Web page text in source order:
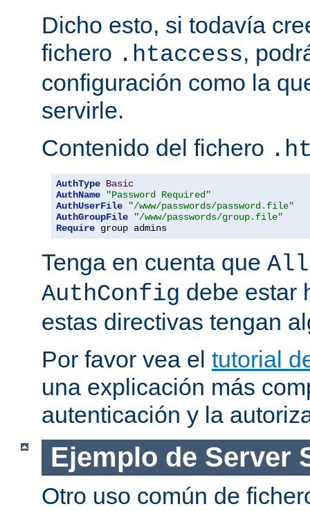
Dicho esto, si todavía
fichero .htaccess,
configuración como la
servirle.
Contenido del fichero
AuthType Basic
AuthName
"Password Required"
AuthUserFile
"/www/passwords/password.file"
AuthGroupFile
"/www/passwords/group.file"
Require group admins
Tenga en cuenta que
AuthConfig debe estar
estas directivas tengan
Por favor vea el tutorial
una explicación más
autenticación y la
Ejemplo de Server
Otro uso común de